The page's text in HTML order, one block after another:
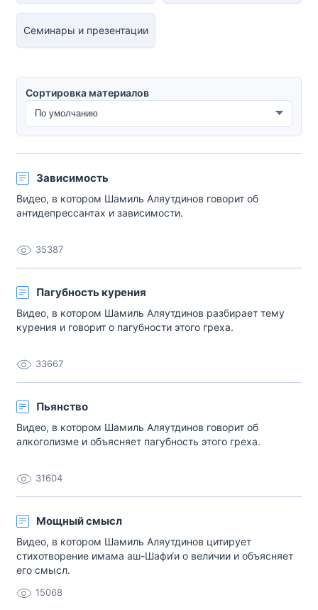
Семинары и презентации
Сортировка материалов
Сортировка материалов
Зависимость
Видео, в котором Шамиль Аляутдинов говорит об
антидепрессантах и зависимости.
35387
Пагубность курения
Видео, в котором Шамиль Аляутдинов разбирает тему
курения и говорит о пагубности этого греха.
33667
Пьянство
Видео, в котором Шамиль Аляутдинов говорит об
алкоголизме и объясняет пагубность этого греха.
31604
Мощный смысл
Видео, в котором Шамиль Аляутдинов цитирует
стихотворение имама аш-Шафи‘и о величии и объясняет
его смысл.
15068